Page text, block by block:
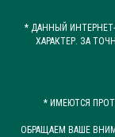
* ДАННЫЙ
ХАРАКТЕР. ЗА
* ИМЕЮТСЯ
ОБРАЩАЕМ ВАШЕ